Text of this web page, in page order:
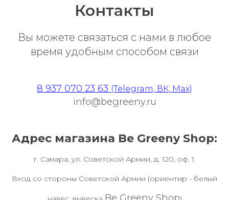
Контакты
Вы можете связаться с нами в любое
время удобным способом связи
8 937 070 23 63 (Telegram, ВК, Max)
info@begreeny.ru
Адрес магазина Be Greeny Shop:
г. Самара, ул. Советской Армии, д. 120, оф. 1.
Вход со стороны Советской Армии (ориентир - белый